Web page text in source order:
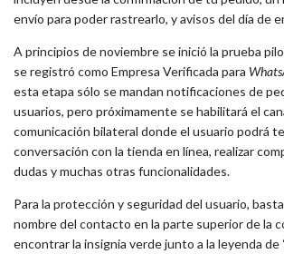
envío para poder rastrearlo, y avisos del día de
A principios de noviembre se inició la prueba
se registró como Empresa Verificada para
esta etapa sólo se mandan notificaciones de
usuarios, pero próximamente se habilitará el
comunicación bilateral donde el usuario podrá
conversación con la tienda en línea, realizar
dudas y muchas otras funcionalidades.
Para la protección y seguridad del usuario,
nombre del contacto en la parte superior de la
encontrar la insignia verdejunto a la leyenda de